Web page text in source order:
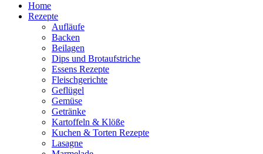
Home
Rezepte
Aufläufe
Backen
Beilagen
Dips und Brotaufstriche
Essens Rezepte
Fleischgerichte
Geflügel
Gemüse
Getränke
Kartoffeln & Klöße
Kuchen & Torten Rezepte
Lasagne